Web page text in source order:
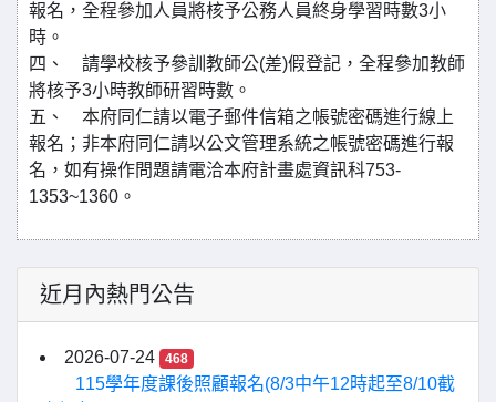
報名，全程參加人員將核予公務人員終身學習時數3小
時。
四、 請學校核予參訓教師公(差)假登記，全程參加教師
將核予3小時教師研習時數。
五、 本府同仁請以電子郵件信箱之帳號密碼進行線上
報名；非本府同仁請以公文管理系統之帳號密碼進行報
名，如有操作問題請電洽本府計畫處資訊科753-
1353~1360。
近月內熱門公告
2026-07-24 468
115學年度課後照顧報名(8/3中午12時起至8/10截